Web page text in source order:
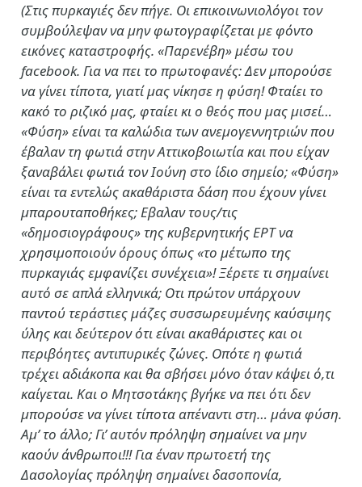
(Στις πυρκαγιές δεν πήγε. Οι επικοινωνιολόγοι τον
συμβούλεψαν να μην φωτογραφίζεται με φόντο
εικόνες καταστροφής. «Παρενέβη» μέσω του
facebook. Για να πει το πρωτοφανές: Δεν μπορούσε
να γίνει τίποτα, γιατί μας νίκησε η φύση! Φταίει το
κακό το ριζικό μας, φταίει κι ο θεός που μας μισεί…
«Φύση» είναι τα καλώδια των ανεμογεννητριών που
έβαλαν τη φωτιά στην Αττικοβοιωτία και που είχαν
ξαναβάλει φωτιά τον Ιούνη στο ίδιο σημείο; «Φύση»
είναι τα εντελώς ακαθάριστα δάση που έχουν γίνει
μπαρουταποθήκες; Εβαλαν τους/τις
«δημοσιογράφους» της κυβερνητικής ΕΡΤ να
χρησιμοποιούν όρους όπως «το μέτωπο της
πυρκαγιάς εμφανίζει συνέχεια»! Ξέρετε τι σημαίνει
αυτό σε απλά ελληνικά; Οτι πρώτον υπάρχουν
παντού τεράστιες μάζες συσσωρευμένης καύσιμης
ύλης και δεύτερον ότι είναι ακαθάριστες και οι
περιβόητες αντιπυρικές ζώνες. Οπότε η φωτιά
τρέχει αδιάκοπα και θα σβήσει μόνο όταν κάψει ό,τι
καίγεται. Και ο Μητσοτάκης βγήκε να πει ότι δεν
μπορούσε να γίνει τίποτα απέναντι στη… μάνα φύση.
Αμ’ το άλλο; Γι’ αυτόν πρόληψη σημαίνει να μην
καούν άνθρωποι!!! Για έναν πρωτοετή της
Δασολογίας πρόληψη σημαίνει δασοπονία,